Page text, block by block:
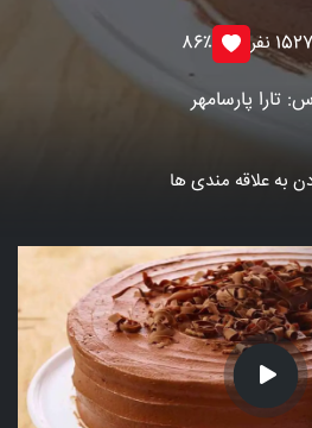
1527 نفر 86٪
تارا پارسامهر
به علاقه مندی ها